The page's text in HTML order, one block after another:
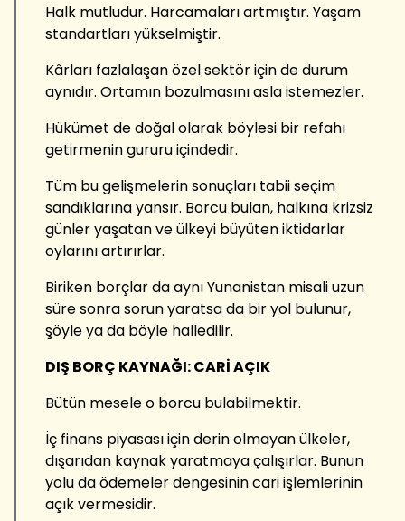
Halk mutludur. Harcamaları artmıştır. Yaşam
standartları yükselmiştir.
Kârları fazlalaşan özel sektör için de durum
aynıdır. Ortamın bozulmasını asla istemezler.
Hükümet de doğal olarak böylesi bir refahı
getirmenin gururu içindedir.
Tüm bu gelişmelerin sonuçları tabii seçim
sandıklarına yansır. Borcu bulan, halkına krizsiz
günler yaşatan ve ülkeyi büyüten iktidarlar
oylarını artırırlar.
Biriken borçlar da aynı Yunanistan misali uzun
süre sonra sorun yaratsa da bir yol bulunur,
şöyle ya da böyle halledilir.
DIŞ BORÇ KAYNAĞI: CARİ AÇIK
Bütün mesele o borcu bulabilmektir.
İç finans piyasası için derin olmayan ülkeler,
dışarıdan kaynak yaratmaya çalışırlar. Bunun
yolu da ödemeler dengesinin cari işlemlerinin
açık vermesidir.